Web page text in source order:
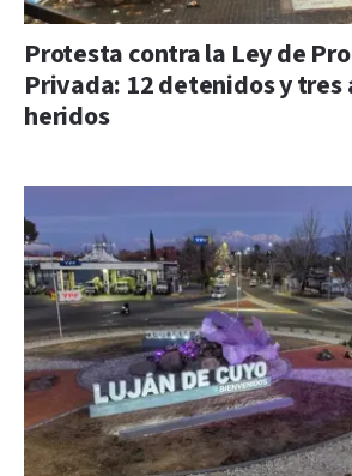
Protesta contra la Ley de
Privada: 12 detenidos y tres
heridos